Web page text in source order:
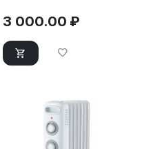
3 000.00 ₽